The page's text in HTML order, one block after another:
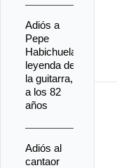
Adiós a
Pepe
Habichuela,
leyenda de
la guitarra,
a los 82
años
Adiós al
cantaor